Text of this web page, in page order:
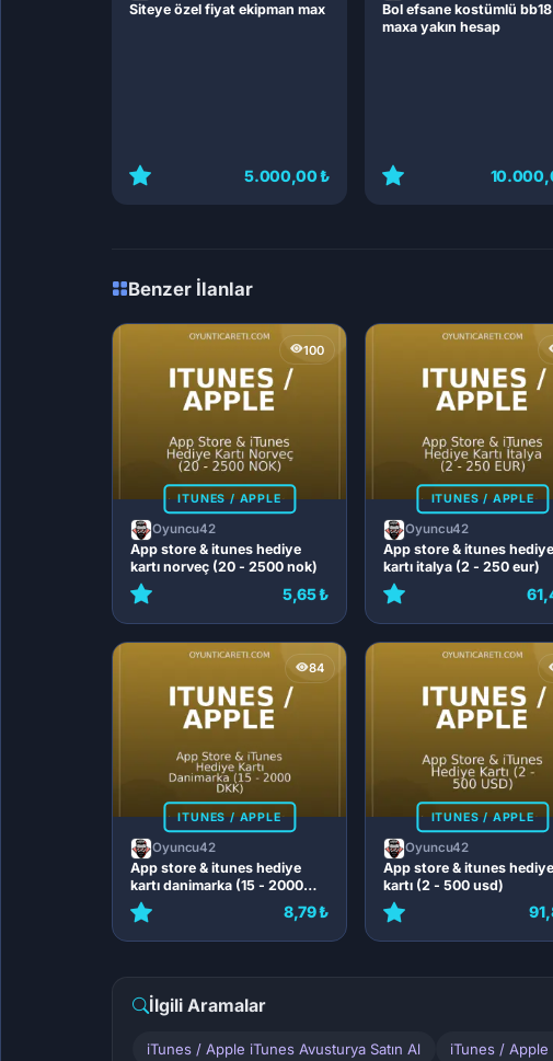
Siteye özel fiyat ekipman max
5.000,00 ₺
Bol efsane kostümlü bb18
maxa yakın hesap
Benzer İlanlar
100
ITUNES / APPLE
Oyuncu42
App store & itunes hediye
kartı norveç (20 - 2500 nok)
5,65 ₺
ITUNES / APPLE
Oyuncu42
App store & itunes hediye
kartı italya (2 - 250 eur)
84
ITUNES / APPLE
Oyuncu42
App store & itunes hediye
kartı danimarka (15 - 2000
dkk)
8,79 ₺
ITUNES / APPLE
Oyuncu42
App store & itunes hediye
kartı (2 - 500 usd)
İlgili Aramalar
iTunes / Apple iTunes Avusturya Satın Al iTunes / Apple